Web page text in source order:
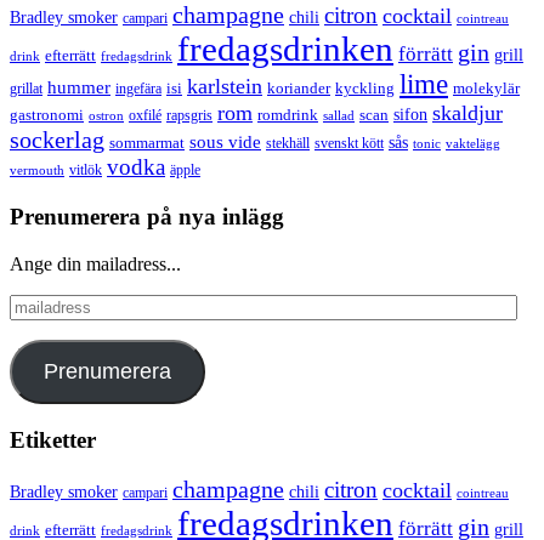
Bradley smoker campari champagne chili citron cocktail cointreau
drink efterrätt fredagsdrink fredagsdrinken förrätt gin grill
grillat hummer ingefära isi karlstein koriander kyckling lime molekylär
gastronomi ostron oxfilé rapsgris rom romdrink sallad scan sifon skaldjur
sockerlag sommarmat sous vide stekhäll svenskt kött sås tonic vaktelägg
vermouth vitlök vodka äpple
Prenumerera på nya inlägg
Ange din mailadress...
mailadress
Prenumerera
Etiketter
Bradley smoker campari champagne chili citron cocktail cointreau
drink efterrätt fredagsdrink fredagsdrinken förrätt gin grill